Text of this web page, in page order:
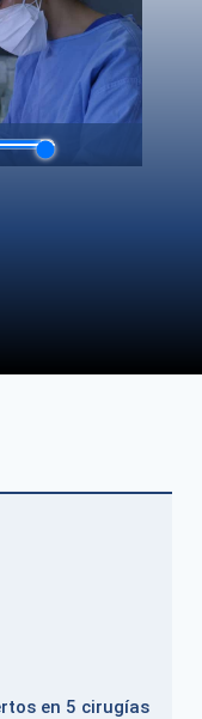
en 5 cirugías